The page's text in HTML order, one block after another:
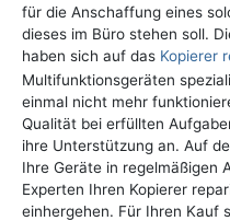
für die Anschaffung eines
dieses im Büro stehen soll.
haben sich auf das Kopierer
Multifunktionsgeräten
einmal nicht mehr
Qualität bei erfüllten
ihre Unterstützung an. Auf
Ihre Geräte in regelmäßigen
Experten Ihren Kopierer
einhergehen. Für Ihren Kauf